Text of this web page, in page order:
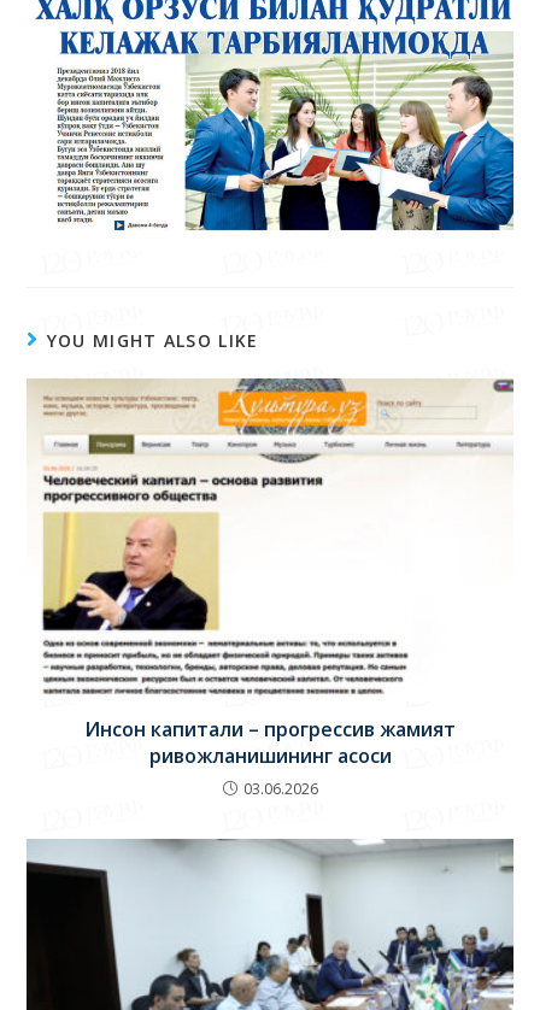
YOU MIGHT ALSO LIKE
Инсон капитали – прогрессив жамият
ривожланишининг асоси